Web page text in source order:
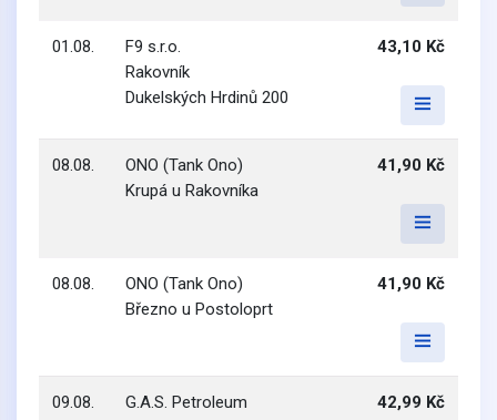
01.08.
F9 s.r.o.
Rakovník
Dukelských Hrdinů 200
43,10 Kč
08.08.
ONO (Tank Ono)
Krupá u Rakovníka
41,90 Kč
08.08.
ONO (Tank Ono)
Březno u Postoloprt
41,90 Kč
09.08.
G.A.S. Petroleum
42,99 Kč